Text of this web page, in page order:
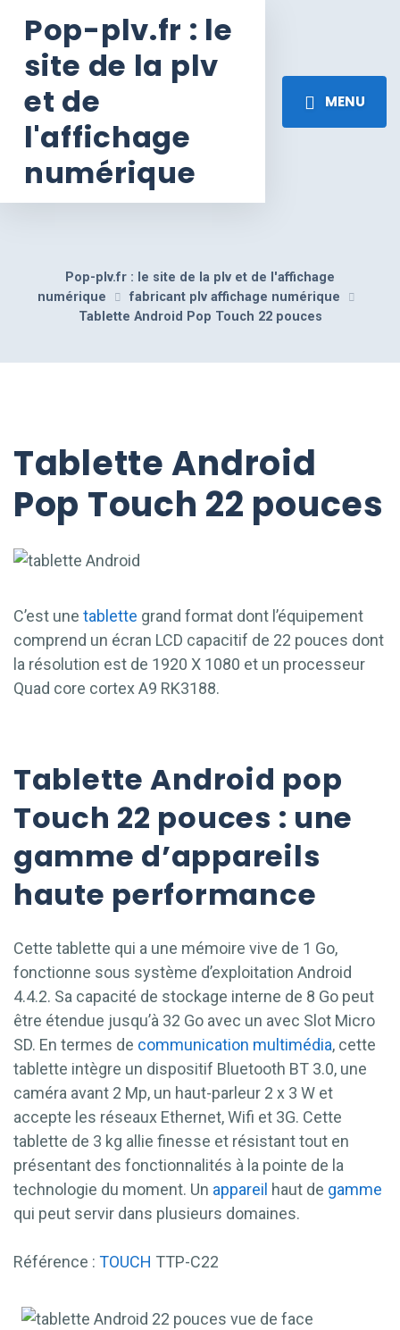
Pop-plv.fr : le
site de la plv
et de
l'affichage
numérique
MENU
Pop-plv.fr : le site de la plv et de l'affichage
numérique
fabricant plv affichage numérique
Tablette Android Pop Touch 22 pouces
Tablette Android
Pop Touch 22 pouces
C’est une tablette grand format dont l’équipement
comprend un écran LCD capacitif de 22 pouces dont
la résolution est de 1920 X 1080 et un processeur
Quad core cortex A9 RK3188.
Tablette Android pop
Touch 22 pouces : une
gamme d’appareils
haute performance
Cette tablette qui a une mémoire vive de 1 Go,
fonctionne sous système d’exploitation Android
4.4.2. Sa capacité de stockage interne de 8 Go peut
être étendue jusqu’à 32 Go avec un avec Slot Micro
SD. En termes de communication multimédia, cette
tablette intègre un dispositif Bluetooth BT 3.0, une
caméra avant 2 Mp, un haut-parleur 2 x 3 W et
accepte les réseaux Ethernet, Wifi et 3G. Cette
tablette de 3 kg allie finesse et résistant tout en
présentant des fonctionnalités à la pointe de la
technologie du moment. Un appareil haut de gamme
qui peut servir dans plusieurs domaines.
Référence : TOUCH TTP-C22